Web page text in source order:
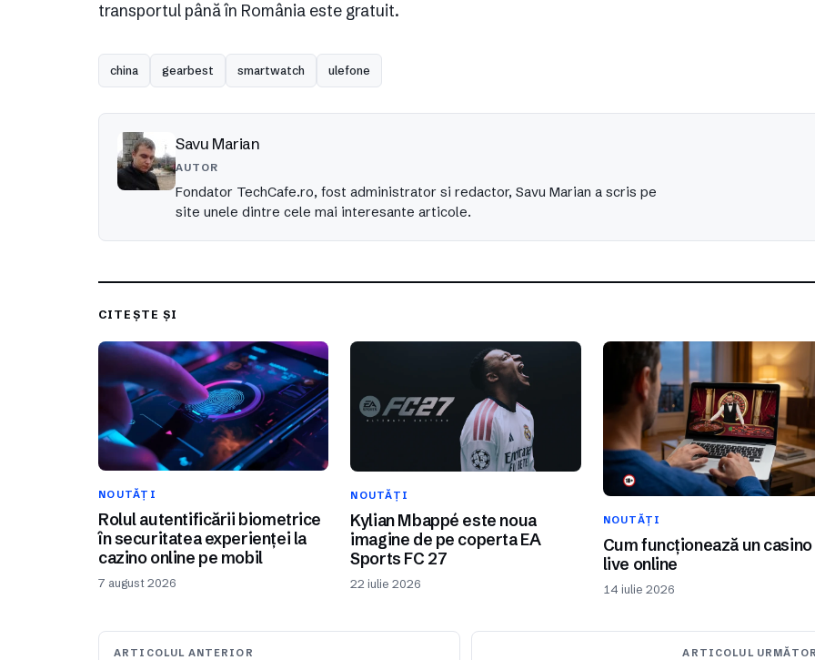
transportul până în România este gratuit.
china gearbest smartwatch ulefone
Savu Marian
AUTOR
Fondator TechCafe.ro, fost administrator si redactor, Savu Marian a scris pe
site unele dintre cele mai interesante articole.
CITEȘTE ȘI
NOUTĂȚI
Rolul autentificării biometrice
în securitatea experienței la
cazino online pe mobil
7 august 2026
NOUTĂȚI
Kylian Mbappé este noua
imagine de pe coperta EA
Sports FC 27
22 iulie 2026
NOUTĂȚI
Cum funcționează un casino
live online
14 iulie 2026
ARTICOLUL ANTERIOR ARTICOLUL URMĂTOR